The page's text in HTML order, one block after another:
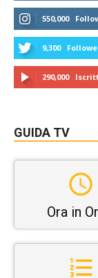
550,000
9,300
290,000
GUIDA TV
Ora in